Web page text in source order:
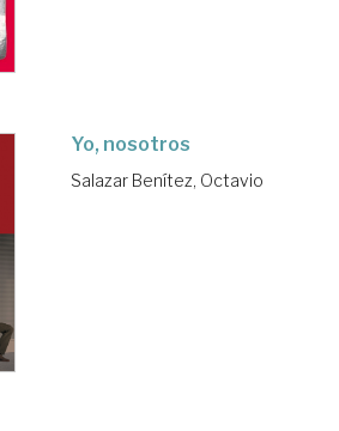
Yo, nosotros
Salazar Benítez, Octavio